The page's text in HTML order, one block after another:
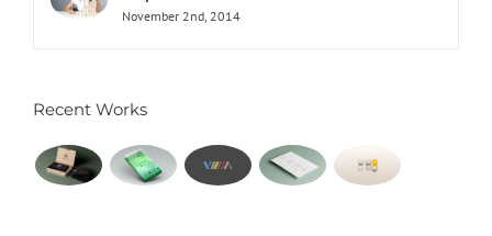
November 2nd, 2014
Recent Works